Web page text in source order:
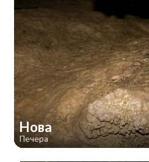
Нова
Печера